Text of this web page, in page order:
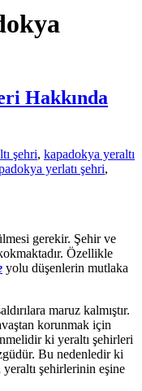
Hakkında
şehri, kapadokya yeraltı
yerlatı şehri,
gerekir. Şehir ve
Özellikle
yolu düşenlerin mutlaka
maruz kalmıştır.
korunmak için
ki yeraltı şehirleri
Bu nedenledir ki
şehirlerinin eşine